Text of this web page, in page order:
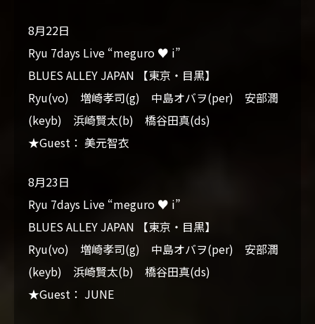
8月22日
Ryu 7days Live “meguro ♥ i”
BLUES ALLEY JAPAN 【東京・目黒】
Ryu(vo) 増崎孝司(g) 中島オバヲ(per) 安部潤
(keyb) 浜崎賢太(b) 橋谷田真(ds)
★Guest： 美元智衣
8月23日
Ryu 7days Live “meguro ♥ i”
BLUES ALLEY JAPAN 【東京・目黒】
Ryu(vo) 増崎孝司(g) 中島オバヲ(per) 安部潤
(keyb) 浜崎賢太(b) 橋谷田真(ds)
★Guest： JUNE